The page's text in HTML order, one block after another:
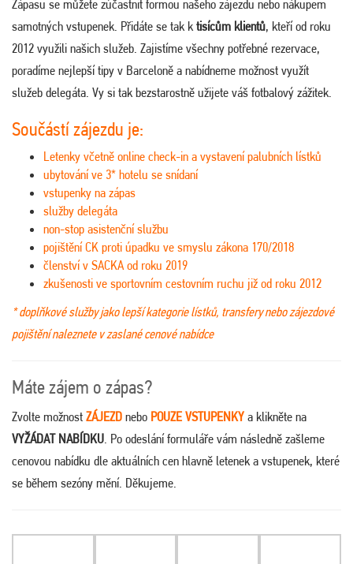
Zápasu se můžete zúčastnit formou našeho zájezdu nebo nákupem
samotných vstupenek. Přidáte se tak ktisícům klientů, kteří od roku
2012 využili našich služeb. Zajistíme všechny potřebné rezervace,
poradíme nejlepší tipy v Barceloně a nabídneme možnost využít
služeb delegáta. Vy si tak bezstarostně užijete váš fotbalový zážitek.
Součástí zájezdu je:
Letenky včetně online check-in a vystavení palubních lístků
ubytování ve 3* hotelu se snídaní
vstupenky na zápas
služby delegáta
non-stop asistenční službu
pojištění CK proti úpadku ve smyslu zákona 170/2018
členství v SACKA od roku 2019
zkušenosti ve sportovním cestovním ruchu již od roku 2012
* doplňkové služby jako lepší kategorie lístků, transfery nebo zájezdové
pojištění naleznete v zaslané cenové nabídce
Máte zájem o zápas?
Zvolte možnost ZÁJEZD nebo POUZE VSTUPENKY a klikněte na
VYŽÁDAT NABÍDKU. Po odeslání formuláře vám následně zašleme
cenovou nabídku dle aktuálních cen hlavně letenek a vstupenek, které
se během sezóny mění. Děkujeme.